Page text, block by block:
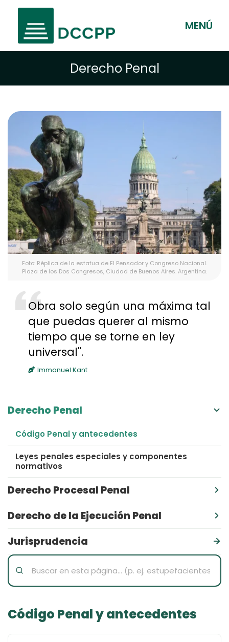
MENÚ
Derecho Penal
Foto: Réplica de la estatua de El Pensador y Congreso Nacional.
Plaza de los Dos Congresos, Ciudad de Buenos Aires. Argentina.
Obra solo según una máxima tal
que puedas querer al mismo
tiempo que se torne en ley
universal".
Immanuel Kant
Derecho Penal
Código Penal y antecedentes
Leyes penales especiales y componentes
normativos
Derecho Procesal Penal
Normas procesales federales
Códigos procesales penales provinciales
Derecho de la Ejecución Penal
Normativa y Jurisprudencia
Jurisprudencia
Código Penal y antecedentes